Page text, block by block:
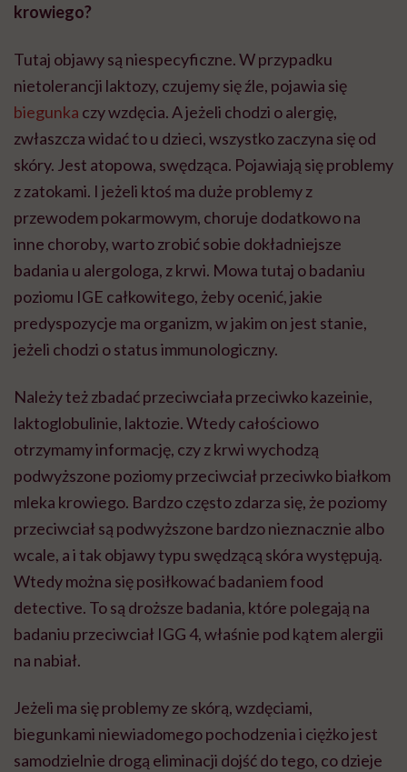
krowiego?
Tutaj objawy są niespecyficzne. W przypadku
nietolerancji laktozy, czujemy się źle, pojawia się
biegunka czy wzdęcia. A jeżeli chodzi o alergię,
zwłaszcza widać to u dzieci, wszystko zaczyna się od
skóry. Jest atopowa, swędząca. Pojawiają się problemy
z zatokami. I jeżeli ktoś ma duże problemy z
przewodem pokarmowym, choruje dodatkowo na
inne choroby, warto zrobić sobie dokładniejsze
badania u alergologa, z krwi. Mowa tutaj o badaniu
poziomu IGE całkowitego, żeby ocenić, jakie
predyspozycje ma organizm, w jakim on jest stanie,
jeżeli chodzi o status immunologiczny.
Należy też zbadać przeciwciała przeciwko kazeinie,
laktoglobulinie, laktozie. Wtedy całościowo
otrzymamy informację, czy z krwi wychodzą
podwyższone poziomy przeciwciał przeciwko białkom
mleka krowiego. Bardzo często zdarza się, że poziomy
przeciwciał są podwyższone bardzo nieznacznie albo
wcale, a i tak objawy typu swędzącą skóra występują.
Wtedy można się posiłkować badaniem food
detective. To są droższe badania, które polegają na
badaniu przeciwciał IGG 4, właśnie pod kątem alergii
na nabiał.
Jeżeli ma się problemy ze skórą, wzdęciami,
biegunkami niewiadomego pochodzenia i ciężko jest
samodzielnie drogą eliminacji dojść do tego, co dzieje